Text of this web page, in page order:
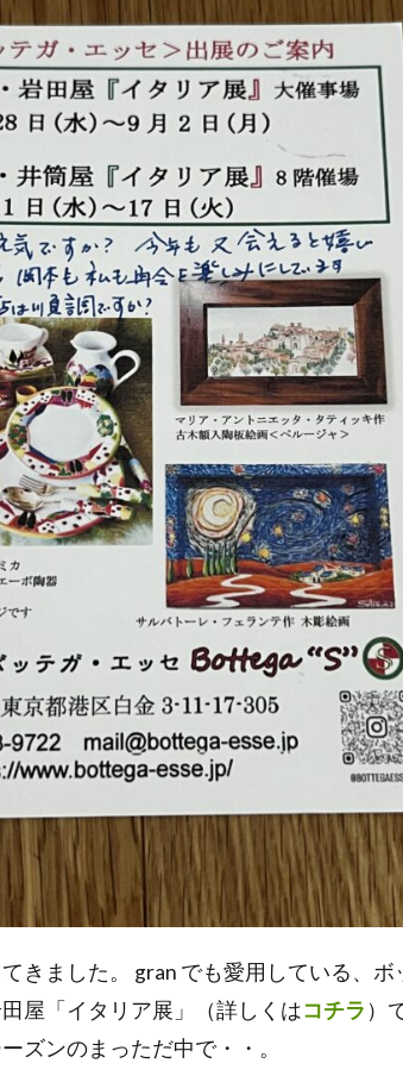
きました。 gran でも愛用している、ボ
屋「イタリア展」（詳しくはコチラ ）
ズンのまっただ中で・・。